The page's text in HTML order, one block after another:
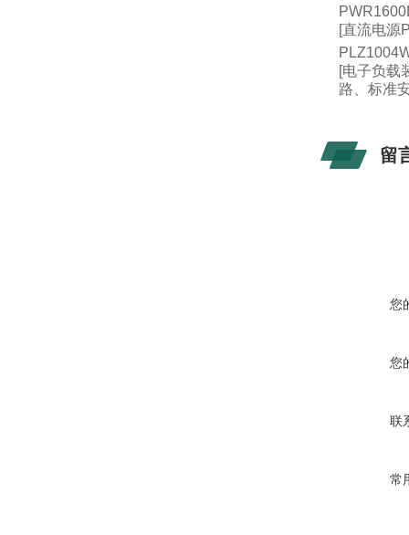
[直流电源
[电子负载
路、标准
留
您
您
联
常